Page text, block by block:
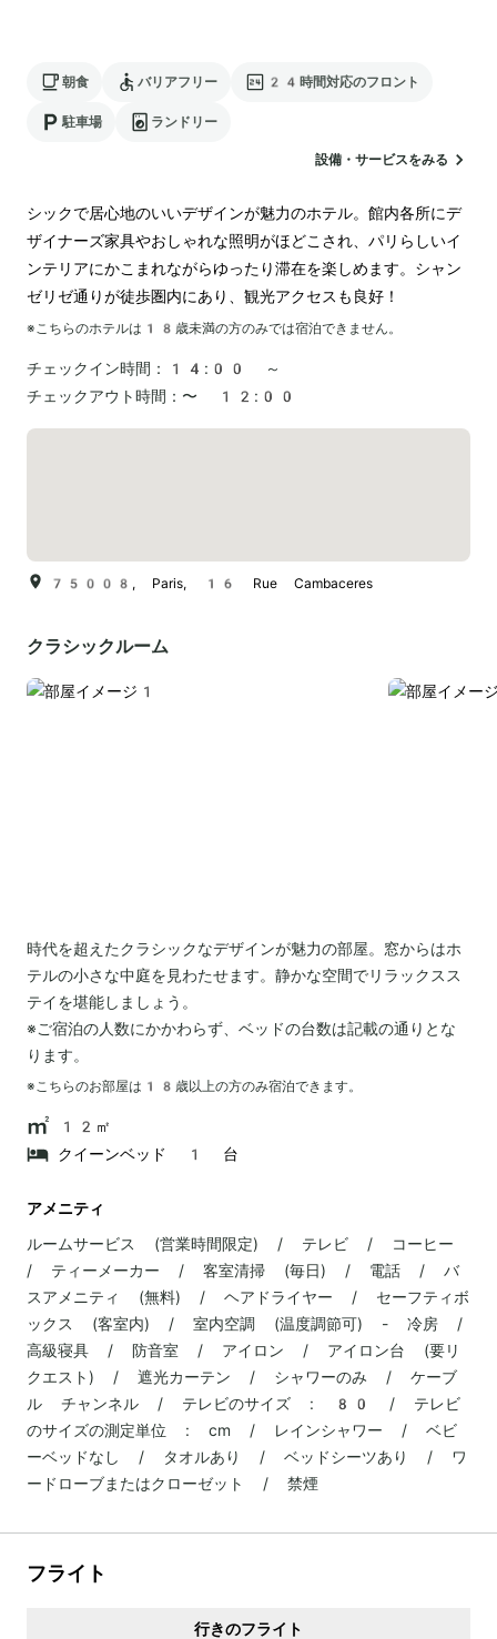
朝食 バリアフリー 24時間対応のフロント
駐車場 ランドリー
設備・サービスをみる
シックで居心地のいいデザインが魅力のホテル。館内各所にデ
ザイナーズ家具やおしゃれな照明がほどこされ、パリらしいイ
ンテリアにかこまれながらゆったり滞在を楽しめます。シャン
ゼリゼ通りが徒歩圏内にあり、観光アクセスも良好！
※こちらのホテルは 18 歳未満の方のみでは宿泊できません。
チェックイン時間：
14:00 ～
チェックアウト時間： 〜 12:00
75008, Paris, 16 Rue Cambaceres
クラシックルーム
時代を超えたクラシックなデザインが魅力の部屋。窓からはホ
テルの小さな中庭を見わたせます。静かな空間でリラックスス
テイを堪能しましょう。
※ご宿泊の人数にかかわらず、ベッドの台数は記載の通りとな
ります。
※こちらのお部屋は 18 歳以上の方のみ宿泊できます。
12㎡
クイーンベッド 1 台
アメニティ
ルームサービス (営業時間限定) / テレビ / コーヒー
/ ティーメーカー / 客室清掃 (毎日) / 電話 / バ
スアメニティ (無料) / ヘアドライヤー / セーフティボ
ックス (客室内) / 室内空調 (温度調節可) - 冷房 /
高級寝具 / 防音室 / アイロン / アイロン台 (要リ
クエスト) / 遮光カーテン / シャワーのみ / ケーブ
ル チャンネル / テレビのサイズ : 80 / テレビ
のサイズの測定単位 : cm / レインシャワー / ベビ
ーベッドなし / タオルあり / ベッドシーツあり / ワ
ードローブまたはクローゼット / 禁煙
フライト
行きのフライト